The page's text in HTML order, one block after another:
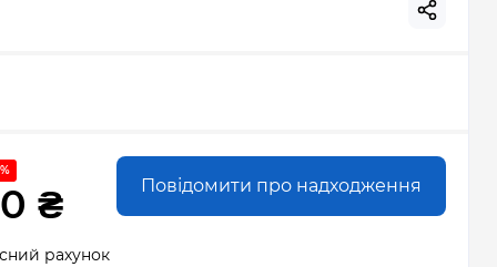
₴ Повідомити про надходження
рахунок